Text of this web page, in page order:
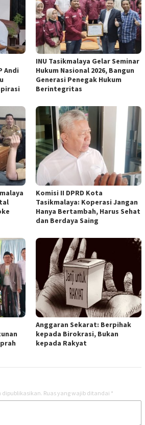
Andi
INU Tasikmalaya Gelar Seminar
Hukum Nasional 2026, Bangun
Generasi Penegak Hukum
Berintegritas
Komisi II DPRD Kota
Tasikmalaya: Koperasi Jangan
Hanya Bertambah, Harus Sehat
dan Berdaya Saing
Anggaran Sekarat: Berpihak
kepada Birokrasi, Bukan
kepada Rakyat
Ruas yang wajib ditandai *